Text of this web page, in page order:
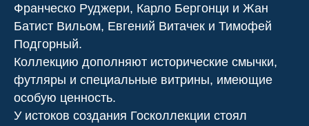
Франческо Руджери, Карло Бергонци и Жан
Батист Вильом, Евгений Витачек и Тимофей
Подгорный.
Коллекцию дополняют исторические смычки,
футляры и специальные витрины, имеющие
особую ценность.
У истоков создания Госколлекции стоял